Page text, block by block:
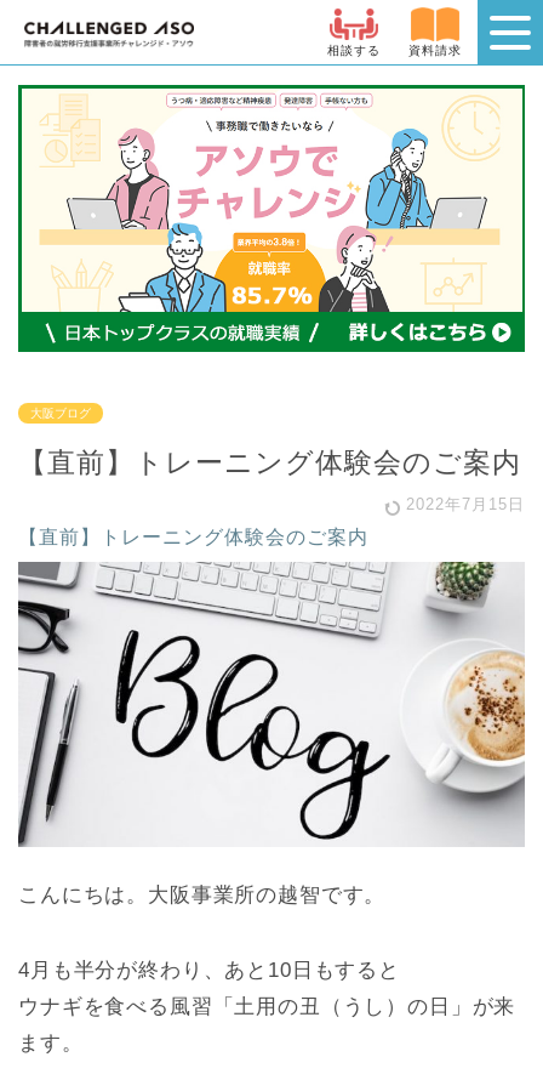
相談する 資料請求
大阪ブログ
【直前】トレーニング体験会のご案内
2022年7月15日
【直前】トレーニング体験会のご案内
こんにちは。大阪事業所の越智です。
4月も半分が終わり、あと10日もすると
ウナギを食べる風習「土用の丑（うし）の日」が来
ます。